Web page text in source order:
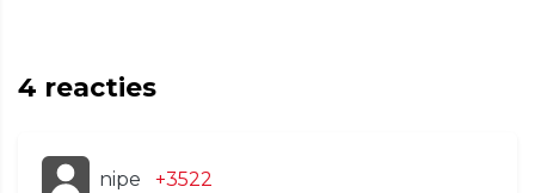
4 reacties
nipe +3522